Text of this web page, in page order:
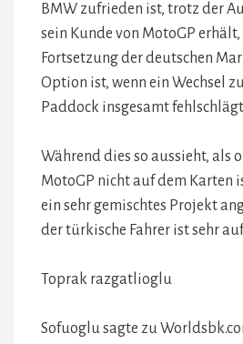
BMW zufrieden ist, trotz der
sein Kunde von MotoGP
Fortsetzung der deutschen
Option ist, wenn ein Wechsel
Paddock insgesamt
Während dies so aussieht, als
MotoGP nicht auf dem Karten
ein sehr gemischtes Projekt
der türkische Fahrer ist sehr
Toprak razgatlioglu
Sofuoglu sagte zu